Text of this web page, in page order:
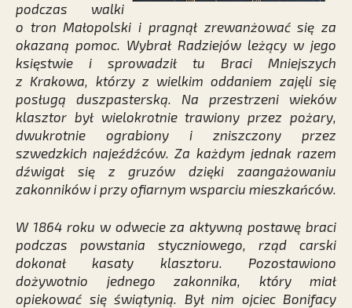
podczas walki
o tron Małopolski i pragnął zrewanżować się za
okazaną pomoc. Wybrał Radziejów leżący w jego
księstwie i sprowadził tu Braci Mniejszych
z Krakowa, którzy z wielkim oddaniem zajęli się
posługą duszpasterską. Na przestrzeni wieków
klasztor był wielokrotnie trawiony przez pożary,
dwukrotnie ograbiony i zniszczony przez
szwedzkich najeźdźców. Za każdym jednak razem
dźwigał się z gruzów dzięki zaangażowaniu
zakonników i przy ofiarnym wsparciu mieszkańców.
W 1864 roku w odwecie za aktywną postawę braci
podczas powstania styczniowego, rząd carski
dokonał kasaty klasztoru. Pozostawiono
dożywotnio jednego zakonnika, który miał
opiekować się świątynią. Był nim ojciec Bonifacy